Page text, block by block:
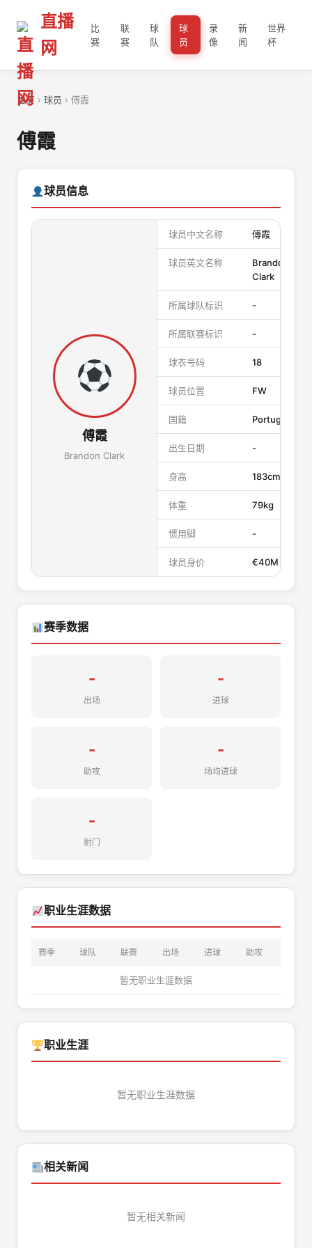
直播
网
比
赛
联
赛
球
队
球
员
录
像
新
闻
世界
杯
首页 › 球员 › 傅霞
傅霞
球员信息
傅霞
Brandon Clark
球员中文名称 傅霞
球员英文名称
Brandon
Clark
所属球队标识 -
所属联赛标识 -
球衣号码 18
球员位置 FW
国籍 Portugal
出生日期 -
身高 183cm
体重 79kg
惯用脚 -
球员身价 €40M
赛季数据
-
出场
-
进球
-
助攻
-
场均进球
-
射门
职业生涯数据
赛季 球队 联赛 出场 进球 助攻
暂无职业生涯数据
职业生涯
暂无职业生涯数据
相关新闻
暂无相关新闻